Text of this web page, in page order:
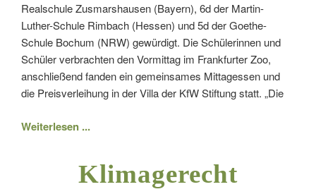
Realschule Zusmarshausen (Bayern), 6d der Martin-
Luther-Schule Rimbach (Hessen) und 5d der Goethe-
Schule Bochum (NRW) gewürdigt. Die Schülerinnen und
Schüler verbrachten den Vormittag im Frankfurter Zoo,
anschließend fanden ein gemeinsames Mittagessen und
die Preisverleihung in der Villa der KfW Stiftung statt. „Die
Weiterlesen ...
Klimagerecht